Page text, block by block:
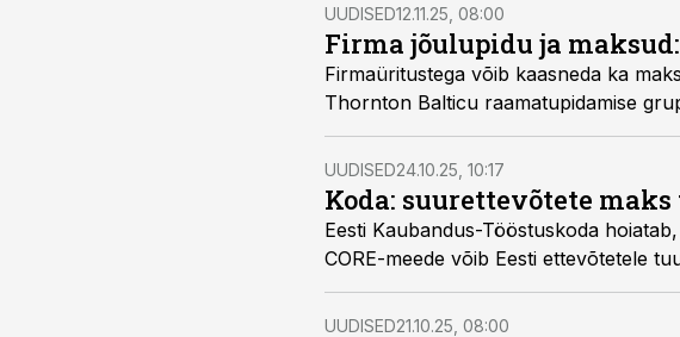
UUDISED12.11.25, 08:00
Firma jõulupidu ja
Firmaüritustega võib kaasneda ka
Thornton Balticu raamatupidamise
UUDISED24.10.25, 10:17
Koda: suurettevõtete
Eesti Kaubandus-Tööstuskoda
CORE-meede võib Eesti ettevõtetele
UUDISED21.10.25, 08:00